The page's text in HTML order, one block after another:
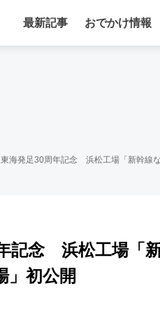
最新記事 おでかけ情報
海発足30周年記念 浜松工場「新幹線
記念 浜松工場「
」初公開